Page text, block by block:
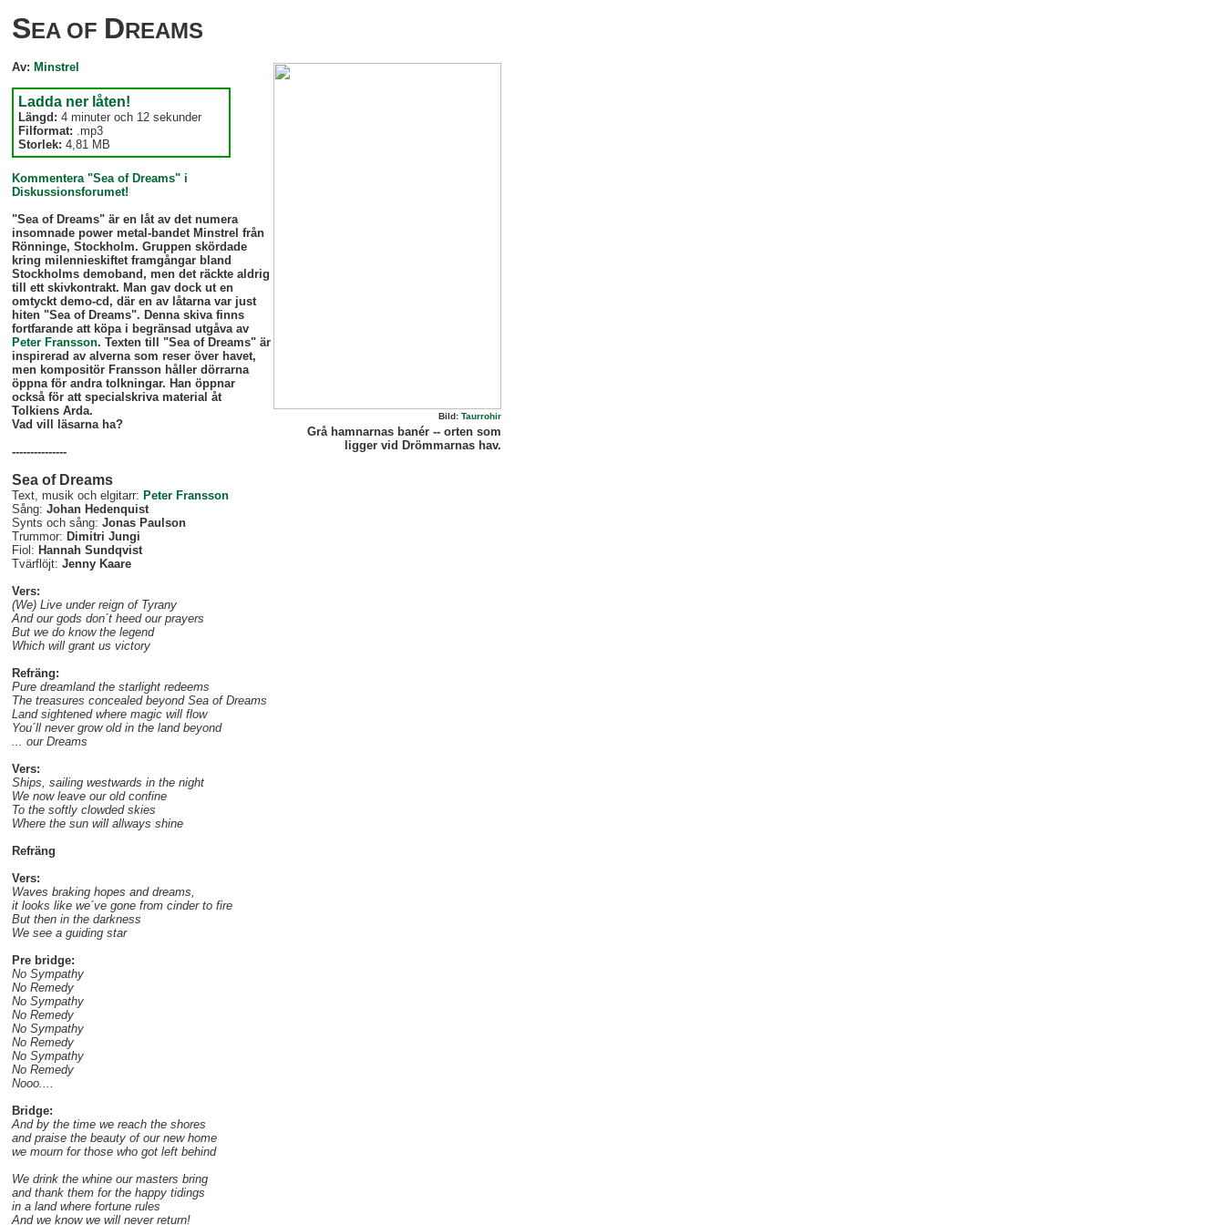
SEA OF DREAMS
Bild: Taurrohir
Grå hamnarnas banér -- orten som
ligger vid Drömmarnas hav.
Av: Minstrel
Ladda ner låten!
Längd: 4 minuter och 12 sekunder
Filformat: .mp3
Storlek: 4,81 MB
Kommentera "Sea of Dreams" i
Diskussionsforumet!
"Sea of Dreams" är en låt av det numera
insomnade power metal-bandet Minstrel från
Rönninge, Stockholm. Gruppen skördade
kring milennieskiftet framgångar bland
Stockholms demoband, men det räckte aldrig
till ett skivkontrakt. Man gav dock ut en
omtyckt demo-cd, där en av låtarna var just
hiten "Sea of Dreams". Denna skiva finns
fortfarande att köpa i begränsad utgåva av
Peter Fransson. Texten till "Sea of Dreams" är
inspirerad av alverna som reser över havet,
men kompositör Fransson håller dörrarna
öppna för andra tolkningar. Han öppnar
också för att specialskriva material åt
Tolkiens Arda.
Vad vill läsarna ha?
---------------
Sea of Dreams
Text, musik och elgitarr: Peter Fransson
Sång: Johan Hedenquist
Synts och sång: Jonas Paulson
Trummor: Dimitri Jungi
Fiol: Hannah Sundqvist
Tvärflöjt: Jenny Kaare
Vers:
(We) Live under reign of Tyrany
And our gods don´t heed our prayers
But we do know the legend
Which will grant us victory
Refräng:
Pure dreamland the starlight redeems
The treasures concealed beyond Sea of Dreams
Land sightened where magic will flow
You´ll never grow old in the land beyond
... our Dreams
Vers:
Ships, sailing westwards in the night
We now leave our old confine
To the softly clowded skies
Where the sun will allways shine
Refräng
Vers:
Waves braking hopes and dreams,
it looks like we´ve gone from cinder to fire
But then in the darkness
We see a guiding star
Pre bridge:
No Sympathy
No Remedy
No Sympathy
No Remedy
No Sympathy
No Remedy
No Sympathy
No Remedy
Nooo....
Bridge:
And by the time we reach the shores
and praise the beauty of our new home
we mourn for those who got left behind
We drink the whine our masters bring
and thank them for the happy tidings
in a land where fortune rules
And we know we will never return!